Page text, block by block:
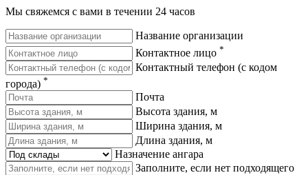
Мы свяжемся с вами в течении 24 часов
Название организации
Контактное лицо *
Контактный телефон (с кодом
города) *
Почта
Высота здания, м
Ширина здания, м
Длина здания, м
Назначение ангара
Заполните, если нет подходящего